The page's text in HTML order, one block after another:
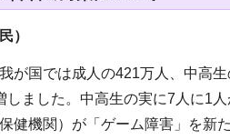
）
が国では成人の421万人、中高
しました。中高生の実に7人に1
健機関）が「ゲーム障害」を新